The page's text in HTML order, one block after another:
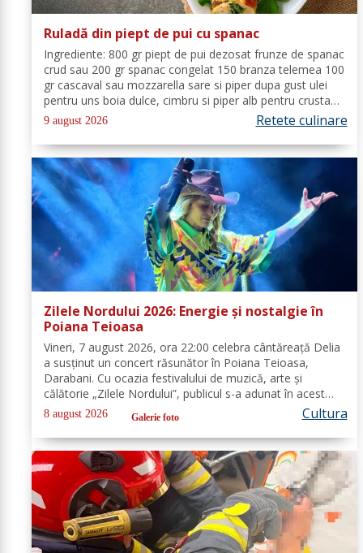
Ruladă din piept de pui cu spanac
Ingrediente: 800 gr piept de pui dezosat frunze de spanac
crud sau 200 gr spanac congelat 150 branza telemea 100
gr cascaval sau mozzarella sare si piper dupa gust ulei
pentru uns boia dulce, cimbru si piper alb pentru crusta
vin alb (150 ml) Mod de Preparare: Spalam carnea si o
tamponam cu un...
9 august 2026 Retete culinare
Zilele Nordului 2026: Energie și nostalgie în
Poiana Teioasa
Vineri, 7 august 2026, ora 22:00 celebra cântăreață Delia
a susținut un concert răsunător în Poiana Teioasa,
Darabani. Cu ocazia festivalului de muzică, arte și
călătorie „Zilele Nordului”, publicul s-a adunat în acest
colț de natură, bucurându-se de noaptea călduroasă și
peisajul unei oaze verzi,...
8 august 2026 Galerie foto Cultura